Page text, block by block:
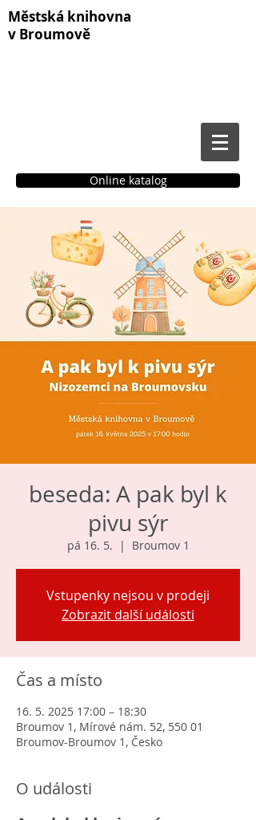
Městská knihovna
v Broumově
Online katalog
Čtenářské konto
beseda: A pak byl k
pivu sýr
pá 16. 5.
  |
Broumov 1
Vstupenky nejsou v prodeji
Zobrazit další události
Čas a místo
16. 5. 2025 17:00 – 18:30
Broumov 1, Mírové nám. 52, 550 01
Broumov-Broumov 1, Česko
O události